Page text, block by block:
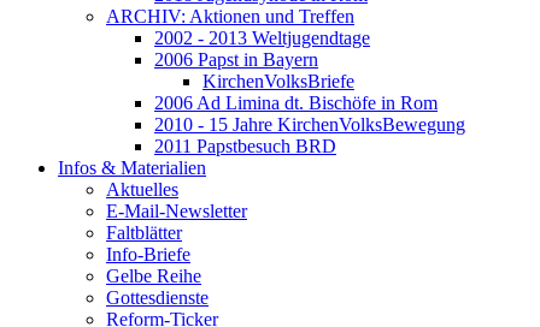
ARCHIV: Aktionen und Treffen
2002 - 2013 Weltjugendtage
2006 Papst in Bayern
KirchenVolksBriefe
2006 Ad Limina dt. Bischöfe in Rom
2010 - 15 Jahre KirchenVolksBewegung
2011 Papstbesuch BRD
Infos & Materialien
Aktuelles
E-Mail-Newsletter
Faltblätter
Info-Briefe
Gelbe Reihe
Gottesdienste
Reform-Ticker